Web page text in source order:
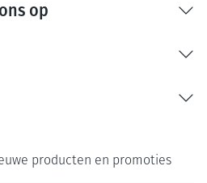
op
producten en promoties